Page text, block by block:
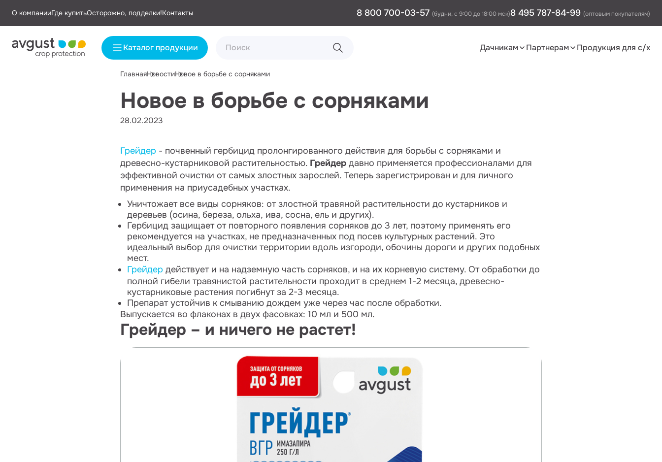
О компанииГде купитьОсторожно, подделки!Контакты 8 800 700-03-57 (будни, с 9:00 до 18:00 мск)8 495 787-84-99 (оптовым покупателям)
Каталог продукции Дачникам Партнерам Продукция для с/х
ГлавнаяНовостиНовое в борьбе с сорняками
Новое в борьбе с сорняками
28.02.2023
Грейдер - почвенный гербицид пролонгированного действия для борьбы с сорняками и
древесно-кустарниковой растительностью. Грейдер давно применяется профессионалами для
эффективной очистки от самых злостных зарослей. Теперь зарегистрирован и для личного
применения на приусадебных участках.
Уничтожает все виды сорняков: от злостной травяной растительности до кустарников и
деревьев (осина, береза, ольха, ива, сосна, ель и других).
Гербицид защищает от повторного появления сорняков до 3 лет, поэтому применять его
рекомендуется на участках, не предназначенных под посев культурных растений. Это
идеальный выбор для очистки территории вдоль изгороди, обочины дороги и других подобных
мест.
Грейдер действует и на надземную часть сорняков, и на их корневую систему. От обработки до
полной гибели травянистой растительности проходит в среднем 1-2 месяца, древесно-
кустарниковые растения погибнут за 2-3 месяца.
Препарат устойчив к смыванию дождем уже через час после обработки.
Выпускается во флаконах в двух фасовках: 10 мл и 500 мл.
Грейдер – и ничего не растет!